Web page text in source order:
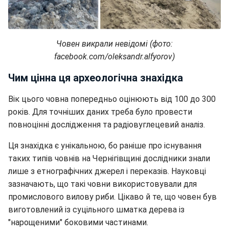
Човен викрали невідомі (фото:
facebook.com/oleksandr.alfyorov)
Чим цінна ця археологічна знахідка
Вік цього човна попередньо оцінюють від 100 до 300
років. Для точніших даних треба було провести
повноцінні дослідження та радіовуглецевий аналіз.
Ця знахідка є унікальною, бо раніше про існування
таких типів човнів на Чернігівщині дослідники знали
лише з етнографічних джерел і переказів. Науковці
зазначають, що такі човни використовували для
промислового вилову риби. Цікаво й те, що човен був
виготовлений із суцільного шматка дерева із
"нарощеними" боковими частинами.